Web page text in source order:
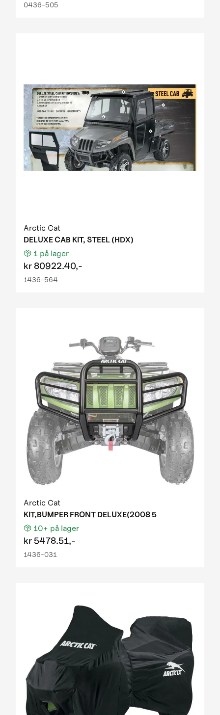
0436-505
Arctic Cat
DELUXE CAB KIT, STEEL (HDX)
1 på lager
kr80922.40,-
1436-564
Arctic Cat
KIT,BUMPER FRONT DELUXE(2008 5
10+ på lager
kr 5478.51,-
1436-031